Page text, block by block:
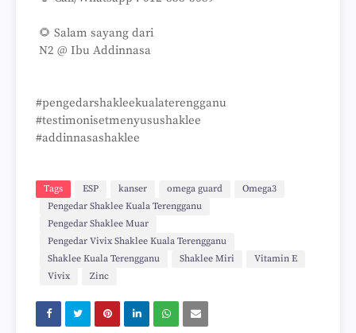
🌻 Salam sayang dari
N2 @ Ibu Addinnasa
#pengedarshakleekualaterengganu
#testimonisetmenyusushaklee
#addinnasashaklee
Tags ESP kanser omega guard
Omega3
Pengedar Shaklee Kuala Terengganu
Pengedar Shaklee Muar
Pengedar Vivix Shaklee Kuala Terengganu
Shaklee Kuala Terengganu
Shaklee Miri
Vitamin E
Vivix
Zinc